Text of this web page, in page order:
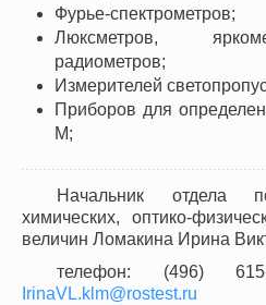
Фурье-спектрометров;
Люксметров,
радиометров;
Измерителей
Приборов для
М;
Начальник отдела
химических, оптико-
величин Ломакина Ирина
телефон: (496)
IrinaVL.klm@rostest.ru